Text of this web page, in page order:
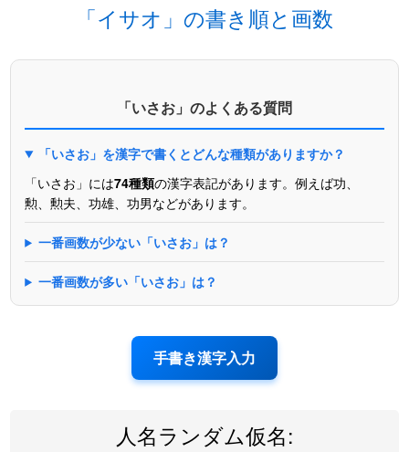
「イサオ」の書き順と画数
「いさお」のよくある質問
「いさお」を漢字で書くとどんな種類がありますか？
「いさお」には74種類の漢字表記があります。例えば功、
勲、勲夫、功雄、功男などがあります。
一番画数が少ない「いさお」は？
一番画数が多い「いさお」は？
手書き漢字入力
人名ランダム仮名: